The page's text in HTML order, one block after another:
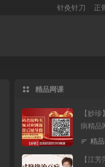
针灸针刀 正
精品网课
【妙
病精品
精
【江